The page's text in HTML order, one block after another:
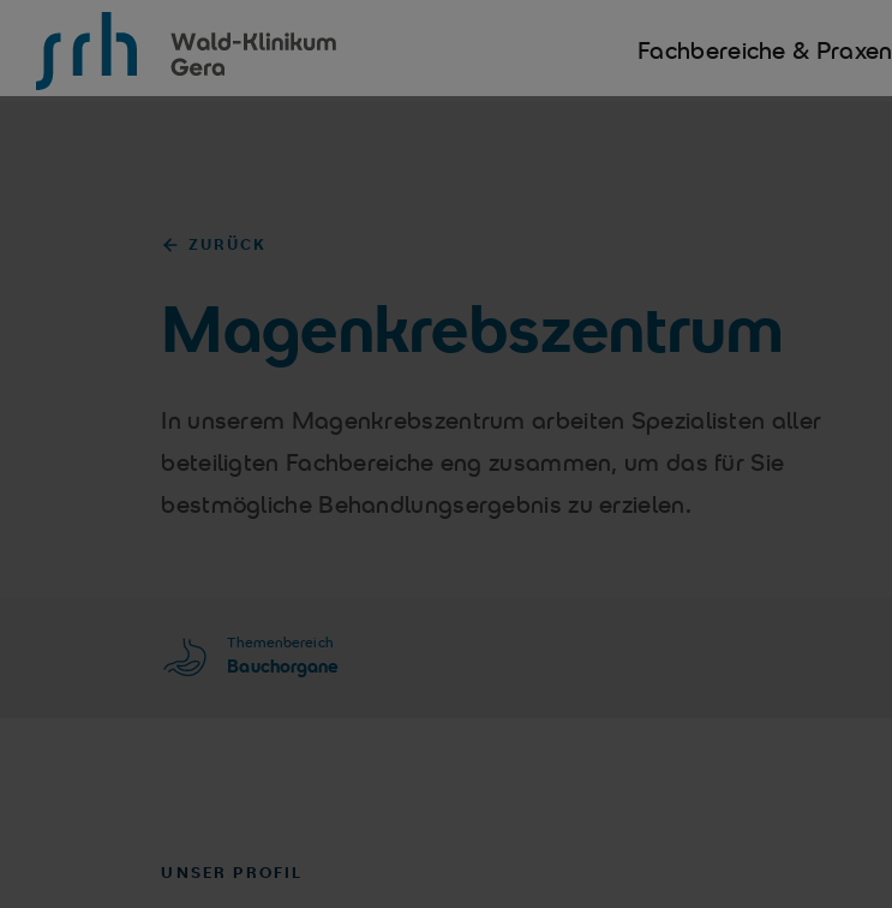
Fachbereiche & Praxen
ZURÜCK
Magenkrebszentrum
In unserem Magenkrebszentrum arbeiten Spezialisten aller
beteiligten Fachbereiche eng zusammen, um das für Sie
bestmögliche Behandlungsergebnis zu erzielen.
Themenbereich
Bauchorgane
UNSER PROFIL